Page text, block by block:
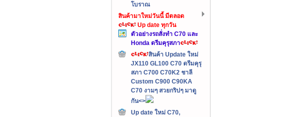
โบราณ
สินค้ามาใหม่วันนี้ มีตลอด
Up date ทุกวัน
ตัวอย่างรถสั่งทำ C70 และ
Honda ดรีมคุรุสภา
สินค้า Update ใหม่
JX110 GL100 C70 ดรีมคุรุ
สภา C700 C70K2 ชาลี
Custom C900 C90KA
C70 งามๆ สวยกริปๆ มาดู
กัน<>
Up date ใหม่ C70,